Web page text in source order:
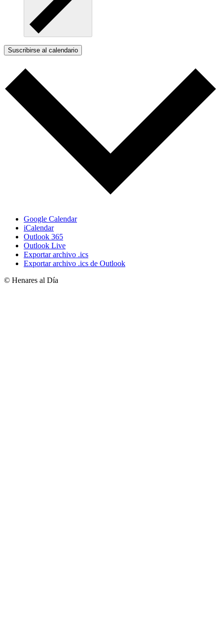
Suscribirse al calendario
Google Calendar
iCalendar
Outlook 365
Outlook Live
Exportar archivo .ics
Exportar archivo .ics de Outlook
© Henares al Día